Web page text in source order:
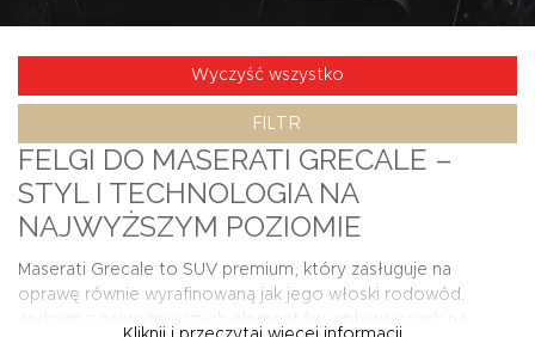
O NAS
USŁUGI
KONTAKT
Wyczyść wszystko
FILTR
FELGI DO MASERATI GRECALE –
STYL I TECHNOLOGIA NA
NAJWYŻSZYM POZIOMIE
Maserati Grecale to SUV premium, który zasługuje na
oprawę równie wyrafinowaną jak jego włoski rodowód.